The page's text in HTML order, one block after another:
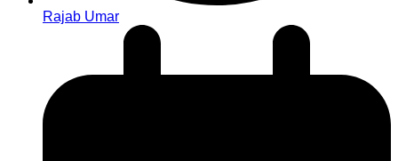
Rajab Umar